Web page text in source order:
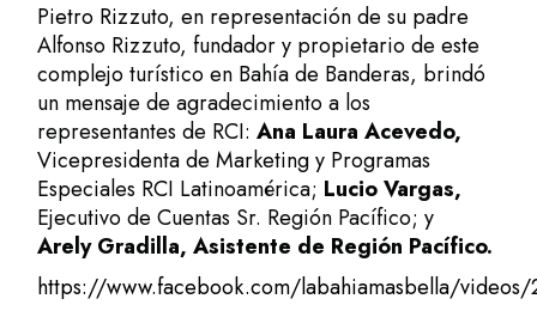
Pietro Rizzuto, en representación de su padre
Alfonso Rizzuto, fundador y propietario de este
complejo turístico en Bahía de Banderas, brindó
un mensaje de agradecimiento a los
representantes de RCI:Ana Laura Acevedo,
Vicepresidenta de Marketing y Programas
Especiales RCI Latinoamérica; Lucio Vargas,
Ejecutivo de Cuentas Sr. Región Pacífico; y
Arely Gradilla, Asistente de Región Pacífico.
https://www.facebook.com/labahiamasbella/